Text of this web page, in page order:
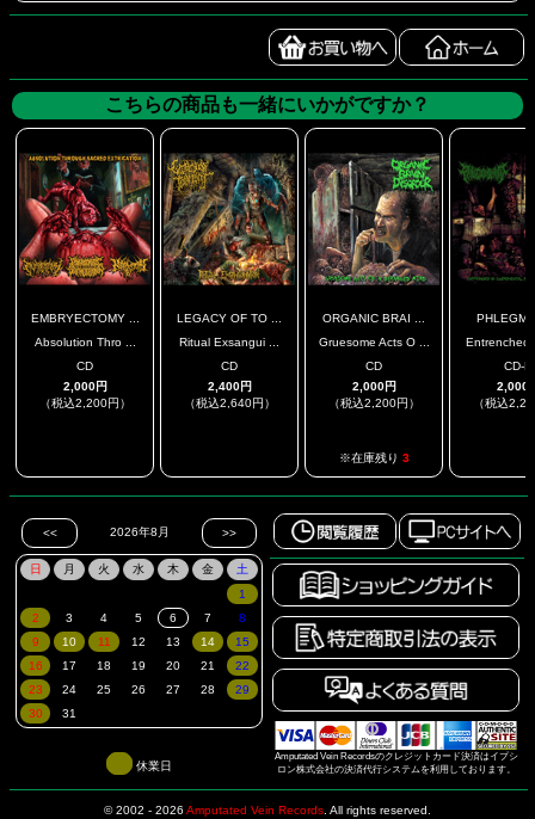
こちらの商品も一緒にいかがですか？
EMBRYECTOMY ...
Absolution Thro ...
CD
2,000円
（税込2,200円）
LEGACY OF TO ...
Ritual Exsangui ...
CD
2,400円
（税込2,640円）
ORGANIC BRAI ...
Gruesome Acts O ...
CD
2,000円
（税込2,200円）
※在庫残り 3
Entrenched
CD-R
2,000
（税込
Amputated Vein Recordsのクレジットカード決済はイプシ
ロン株式会社の決済代行システムを利用しております。
休業日
© 2002 - 2026 Amputated Vein Records All rights reserved.